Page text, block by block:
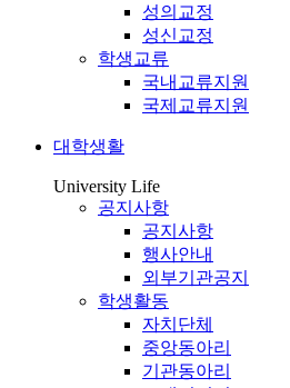
성의교정
성신교정
학생교류
국내교류지원
국제교류지원
대학생활
University Life
공지사항
공지사항
행사안내
외부기관공지
학생활동
자치단체
중앙동아리
기관동아리